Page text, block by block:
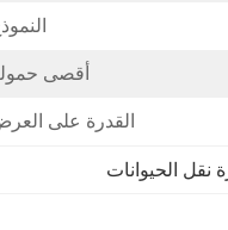
أقصى
القدرة على
نقل الحيوانات